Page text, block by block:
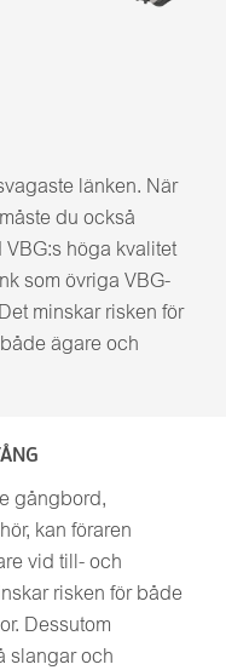
länken. När
du också
höga kvalitet
som övriga VBG-
minskar risken för
ägare och
gångbord,
kan föraren
vid till- och
risken för både
Dessutom
slangar och